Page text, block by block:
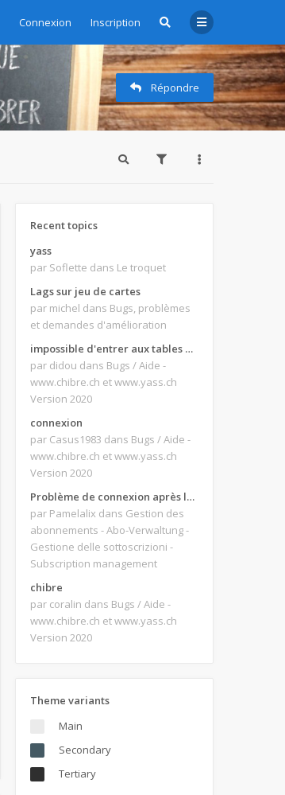
Connexion Inscription
Répondre
Recent topics
yass
par Soflette dans Le troquet
Lags sur jeu de cartes
par michel dans Bugs, problèmes
et demandes d'amélioration
impossible d'entrer aux tables de jeux
par didou dans Bugs / Aide -
www.chibre.ch et www.yass.ch
Version 2020
connexion
par Casus1983 dans Bugs / Aide -
www.chibre.ch et www.yass.ch
Version 2020
Problème de connexion après le changement d'adresse e-mail.
par Pamelalix dans Gestion des
abonnements - Abo-Verwaltung -
Gestione delle sottoscrizioni -
Subscription management
chibre
par coralin dans Bugs / Aide -
www.chibre.ch et www.yass.ch
Version 2020
Theme variants
Main
Secondary
Tertiary